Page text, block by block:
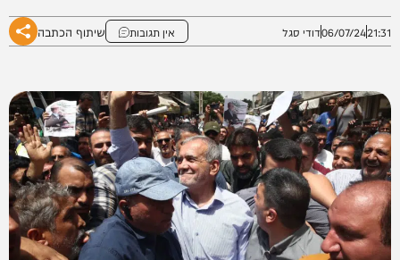
21:31
06/07/24דודי סגל אין תגובות שיתוף הכתבה